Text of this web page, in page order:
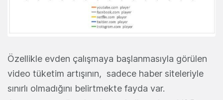
Özellikle evden çalışmaya başlanmasıyla görülen
video tüketim artışının, sadece haber siteleriyle
sınırlı olmadığını belirtmekte fayda var.